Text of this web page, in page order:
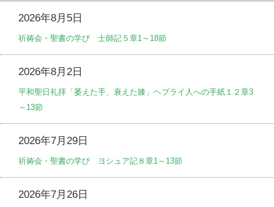
2026年8月5日
祈祷会・聖書の学び 士師記５章1～18節
2026年8月2日
平和聖日礼拝「萎えた手、衰えた膝」ヘブライ人への手紙１２章3
～13節
2026年7月29日
祈祷会・聖書の学び ヨシュア記８章1～13節
2026年7月26日